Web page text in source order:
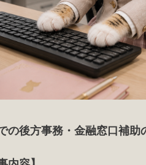
の後方事務・金融窓口補助